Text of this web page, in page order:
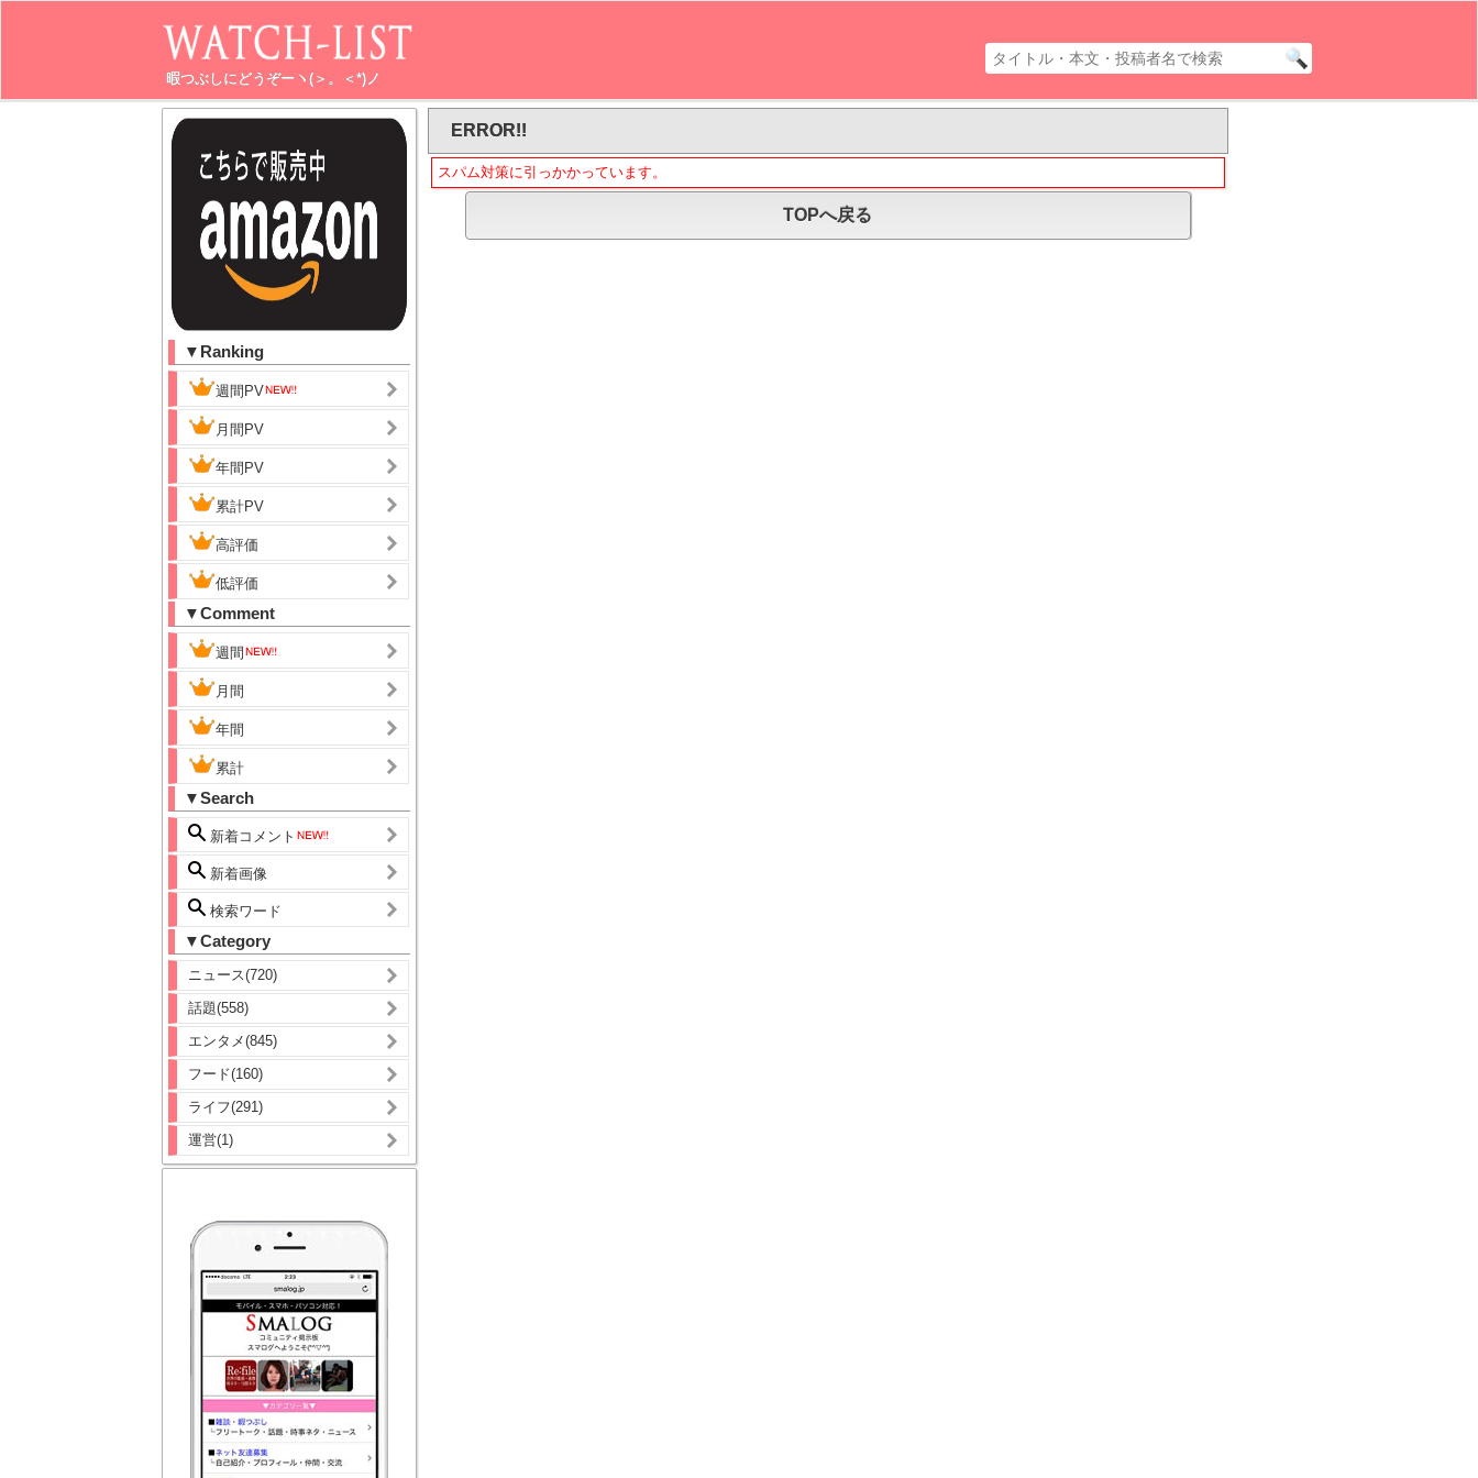
暇つぶしにどうぞーヽ(＞。＜*)ノ
▼Ranking
週間PV
月間PV
年間PV
累計PV
高評価
低評価
▼Comment
週間
月間
年間
累計
▼Search
新着コメント
新着画像
検索ワード
▼Category
ニュース(720)
話題(558)
エンタメ(845)
フード(160)
ライフ(291)
運営(1)
ERROR!!
スパム対策に引っかかっています。
TOPへ戻る